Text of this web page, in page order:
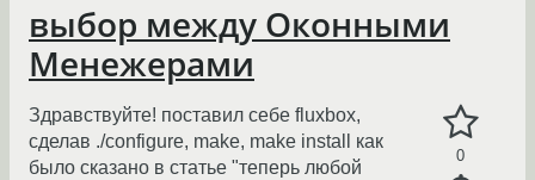
выбор между Оконными
Менежерами
0
Здравствуйте! поставил себе fluxbox,
сделав ./configure, make, make install как
было сказано в статье "теперь любой